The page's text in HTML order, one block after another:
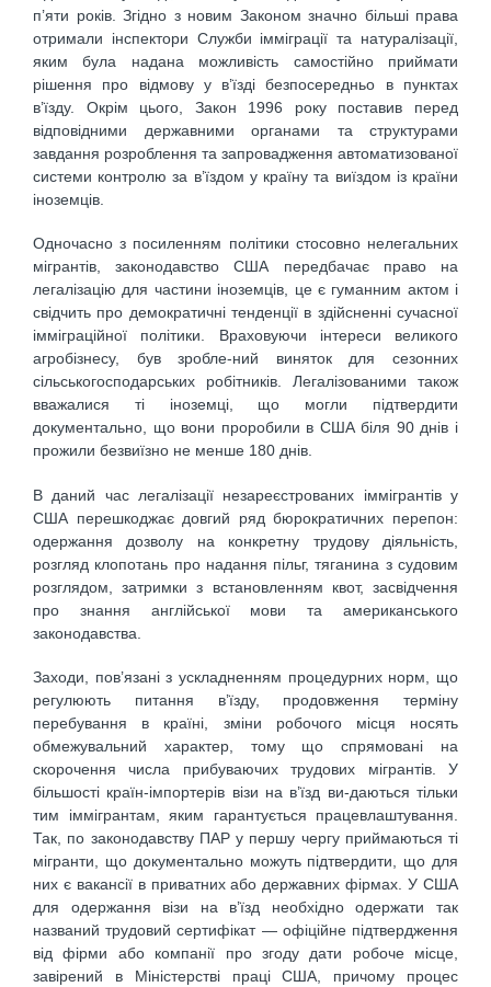
п’яти років. Згідно з новим Законом значно більші права
отримали інспектори Служби імміграції та натуралізації,
яким була надана можливість самостійно приймати
рішення про відмову у в’їзді безпосередньо в пунктах
в’їзду. Окрім цього, Закон 1996 року поставив перед
відповідними державними органами та структурами
завдання розроблення та запровадження автоматизованої
системи контролю за в’їздом у країну та виїздом із країни
іноземців.
Одночасно з посиленням політики стосовно нелегальних
мігрантів, законодавство США передбачає право на
легалізацію для частини іноземців, це є гуманним актом і
свідчить про демократичні тенденції в здійсненні сучасної
імміграційної політики. Враховуючи інтереси великого
агробізнесу, був зробле-ний виняток для сезонних
сільськогосподарських робітників. Легалізованими також
вважалися ті іноземці, що могли підтвердити
документально, що вони проробили в США біля 90 днів і
прожили безвиїзно не менше 180 днів.
В даний час легалізації незареєстрованих іммігрантів у
США перешкоджає довгий ряд бюрократичних перепон:
одержання дозволу на конкретну трудову діяльність,
розгляд клопотань про надання пільг, тяганина з судовим
розглядом, затримки з встановленням квот, засвідчення
про знання англійської мови та американського
законодавства.
Заходи, пов’язані з ускладненням процедурних норм, що
регулюють питання в’їзду, продовження терміну
перебування в країні, зміни робочого місця носять
обмежувальний характер, тому що спрямовані на
скорочення числа прибуваючих трудових мігрантів. У
більшості країн-імпортерів візи на в’їзд ви-даються тільки
тим іммігрантам, яким гарантується працевлаштування.
Так, по законодавству ПАР у першу чергу приймаються ті
мігранти, що документально можуть підтвердити, що для
них є вакансії в приватних або державних фірмах. У США
для одержання візи на в’їзд необхідно одержати так
названий трудовий сертифікат — офіційне підтвердження
від фірми або компанії про згоду дати робоче місце,
завірений в Міністерстві праці США, причому процес